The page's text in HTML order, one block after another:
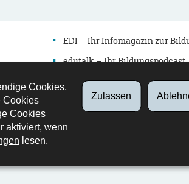
Cookies,
Cookies
Cookies
aktiviert, wenn
lesen.
Zulassen
EDI – Ihr Infomagazin zur
edutalk – Ihr Bildungspodcast
Newsletter
Verzeichnis
Facebook